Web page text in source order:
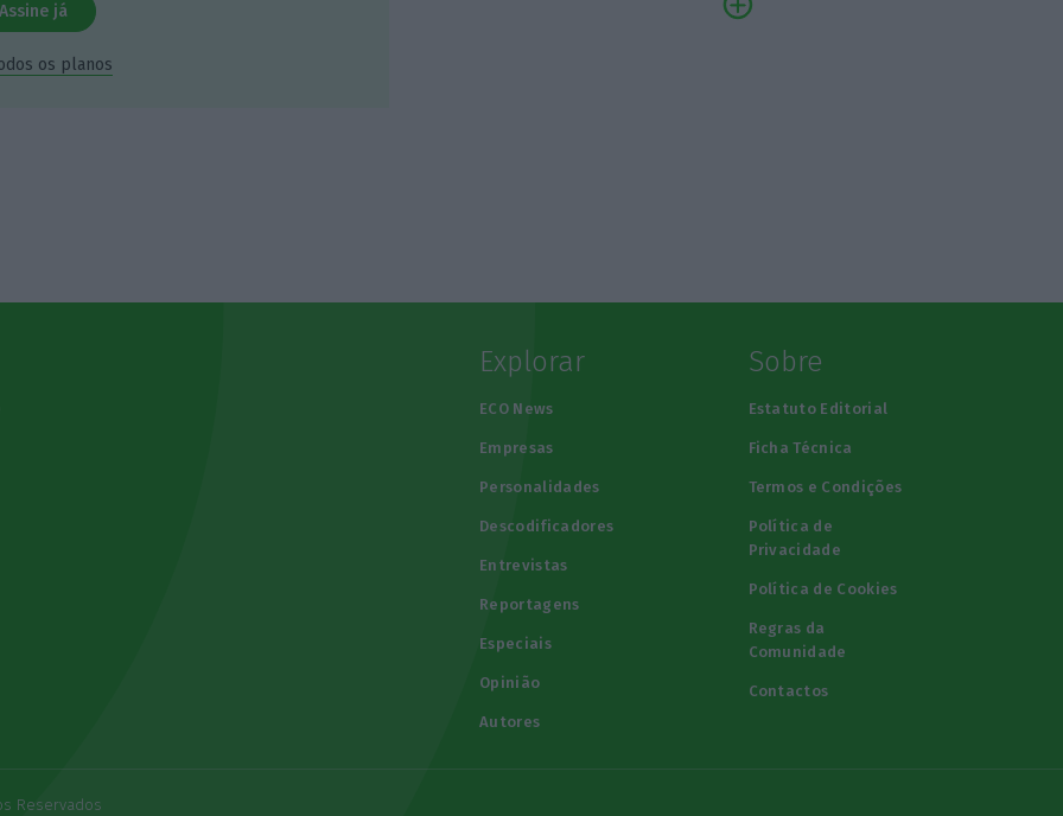
Assine já
os planos
Explorar
ECO News
Empresas
Personalidades
Descodificadores
Entrevistas
Reportagens
Especiais
Opinião
Autores
Sobre
Estatuto Editorial
Ficha Técnica
Termos e Condições
Política de
Privacidade
Política de Cookies
Regras da
Comunidade
Contactos
Reservados